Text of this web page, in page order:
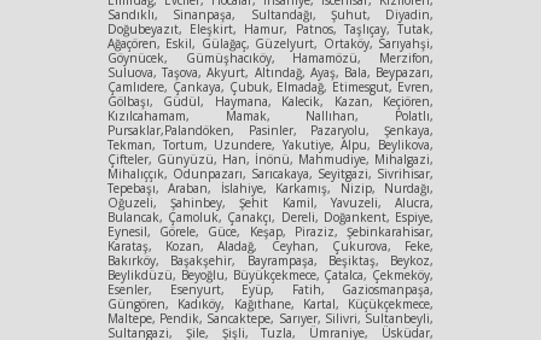
Sandıklı, Sinanpaşa, Sultandağı, Şuhut, Diyadin,
Doğubeyazıt, Eleşkirt, Hamur, Patnos, Taşlıçay, Tutak,
Ağaçören, Eskil, Gülağaç, Güzelyurt, Ortaköy, Sarıyahşi,
Göynücek, Gümüşhacıköy, Hamamözü, Merzifon,
Suluova, Taşova, Akyurt, Altındağ, Ayaş, Bala, Beypazarı,
Çamlıdere, Çankaya, Çubuk, Elmadağ, Etimesgut, Evren,
Gölbaşı, Güdül, Haymana, Kalecik, Kazan, Keçiören,
Kızılcahamam, Mamak, Nallıhan, Polatlı,
Pursaklar,Palandöken, Pasinler, Pazaryolu, Şenkaya,
Tekman, Tortum, Uzundere, Yakutiye, Alpu, Beylikova,
Çifteler, Günyüzü, Han, İnönü, Mahmudiye, Mihalgazi,
Mihalıççık, Odunpazarı, Sarıcakaya, Seyitgazi, Sivrihisar,
Tepebaşı, Araban, İslahiye, Karkamış, Nizip, Nurdağı,
Oğuzeli, Şahinbey, Şehit Kamil, Yavuzeli, Alucra,
Bulancak, Çamoluk, Çanakçı, Dereli, Doğankent, Espiye,
Eynesil, Görele, Güce, Keşap, Piraziz, Şebinkarahisar,
Karataş, Kozan, Aladağ, Ceyhan, Çukurova, Feke,
Bakırköy, Başakşehir, Bayrampaşa, Beşiktaş, Beykoz,
Beylikdüzü, Beyoğlu, Büyükçekmece, Çatalca, Çekmeköy,
Esenler, Esenyurt, Eyüp, Fatih, Gaziosmanpaşa,
Güngören, Kadıköy, Kağıthane, Kartal, Küçükçekmece,
Maltepe, Pendik, Sancaktepe, Sarıyer, Silivri, Sultanbeyli,
Sultangazi, Şile, Şişli, Tuzla, Ümraniye, Üsküdar,